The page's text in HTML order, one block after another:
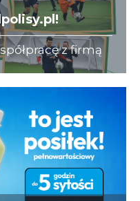
z firmą
dzień zajmuje